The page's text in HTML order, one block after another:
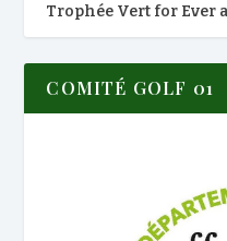
Trophée Vert for Ever
COMITÉ GOLF 01